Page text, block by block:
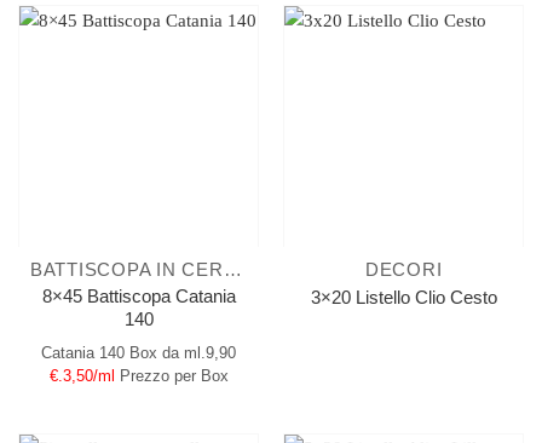
BATTISCOPA IN CERAMICA
8×45 Battiscopa Catania
140
Catania 140 Box da ml.9,90
€.3,50/ml
Prezzo per Box
DECORI
3×20 Listello Clio Cesto